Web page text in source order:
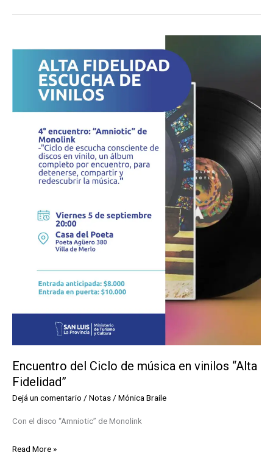
“La
Comechingones
Bernardo
Rosenfeld
Encuentro del Ciclo de música en vinilos “Alta
Fidelidad”
Dejá un comentario / Notas / Mónica Braile
Con el disco “Amniotic” de Monolink
Encuentro
Read More »